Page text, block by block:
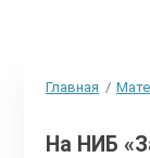
Главная
На НИБ